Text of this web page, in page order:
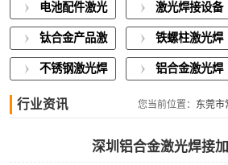
电池配件激光
焊接
激光焊接设备
展示
钛合金产品激
光焊接
铁螺柱激光焊
接加工
不锈钢激光焊
铝合金激光焊
行业资讯 您当前位置： 东莞市
深圳铝合金激光焊接
接
激光焊接设备展
示
其他产品激光焊